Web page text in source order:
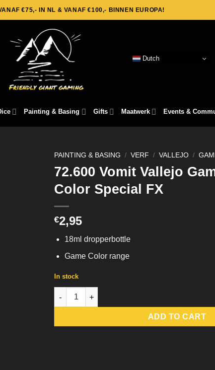
€75,- IN NL & VANAF €100,- BINNEN EUROPA!
Dutch
Painting & Basing Gifts Maatwerk Events &
PAINTING & BASING / VERF / VALLEJO /
72.600 Vomit Vallejo
Color Special FX
€2,95
18ml dropperbottle
Game Color range
In stock
72.600 Vomit Vallejo Game Color Special FX
ADD TO CART